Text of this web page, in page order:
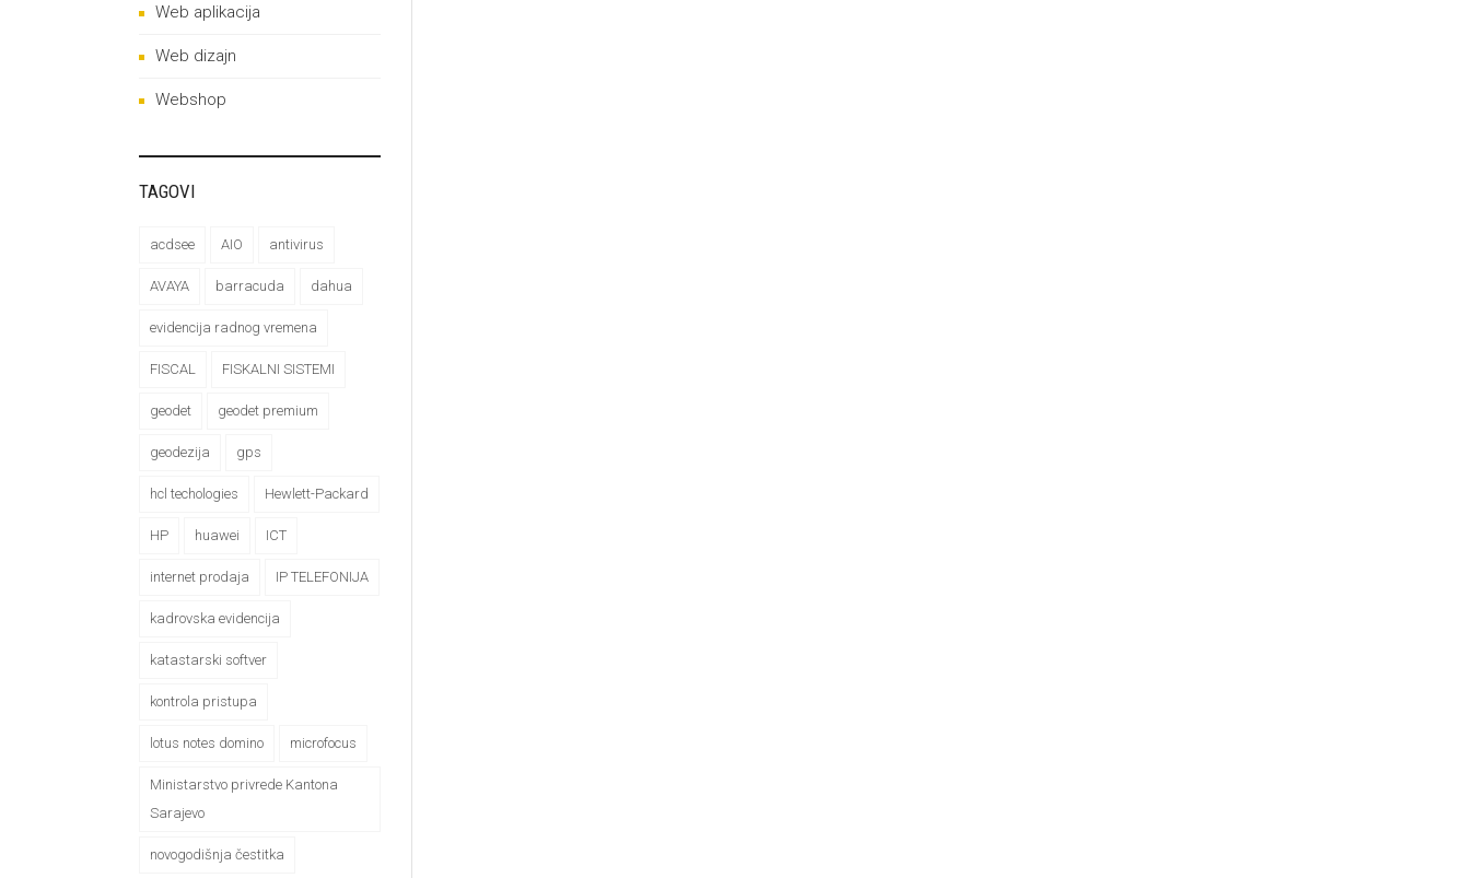
Web aplikacija
Web dizajn
Webshop
TAGOVI
acdsee AIO antivirus
AVAYA barracuda dahua
evidencija radnog vremena
FISCAL FISKALNI SISTEMI
geodet geodet premium
geodezija gps
hcl techologies Hewlett-Packard
HP huawei ICT
internet prodaja IP TELEFONIJA
kadrovska evidencija
katastarski softver
kontrola pristupa
lotus notes domino microfocus
Ministarstvo privrede Kantona
Sarajevo
novogodišnja čestitka